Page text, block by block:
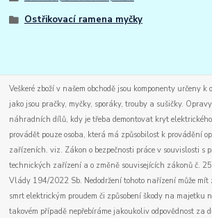
Ostřikovací ramena myčky
Veškeré zboží v našem obchodě jsou komponenty určeny k
jako jsou pračky, myčky, sporáky, trouby a sušičky.
náhradních dílů, kdy je třeba demontovat kryt
provádět pouze osoba, která má způsobilost k provádění
zařízeních. viz. Zákon o bezpečnosti práce v souvislosti s
technických zařízení a o změně souvisejících zákonů č.
Vlády 194/2022 Sb. Nedodržení tohoto nařízení může
smrt elektrickým proudem či způsobení škody na majetku
takovém případě nepřebíráme jakoukoliv odpovědnost za